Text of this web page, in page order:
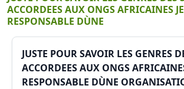
ACCORDEES AUX ONGS AFRICAINES
RESPONSABLE DÙNE
JUSTE POUR SAVOIR LES GENRES
ACCORDEES AUX ONGS
RESPONSABLE DÙNE